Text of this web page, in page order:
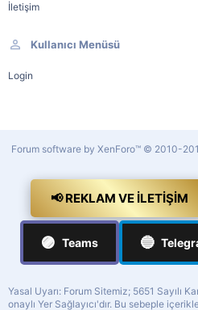
İletişim
Kullanıcı Menüsü
Login
Forum software by XenForo™ © 2010-
📢 REKLAM VE İLETIŞIM
🟣 Teams 🔵
Yasal Uyarı: Forum Sitemiz; 5651 Sayılı
onaylı Yer Sağlayıcı'dır. Bu sebeple